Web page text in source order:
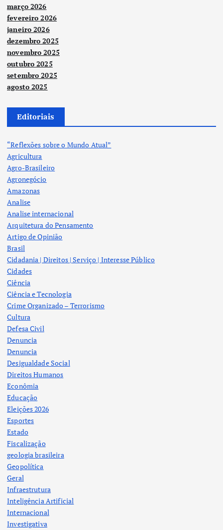
março 2026
fevereiro 2026
janeiro 2026
dezembro 2025
novembro 2025
outubro 2025
setembro 2025
agosto 2025
Editoriais
“Reflexões sobre o Mundo Atual”
Agricultura
Agro-Brasileiro
Agronegócio
Amazonas
Analise
Analise internacional
Arquitetura do Pensamento
Artigo de Opinião
Brasil
Cidadania | Direitos | Serviço | Interesse Público
Cidades
Ciência
Ciência e Tecnologia
Crime Organizado – Terrorismo
Cultura
Defesa Civil
Denuncia
Denuncia
Desigualdade Social
Direitos Humanos
Econômia
Educação
Eleições 2026
Esportes
Estado
Fiscalização
geologia brasileira
Geopolítica
Geral
Infraestrutura
Inteligência Artificial
Internacional
Investigativa